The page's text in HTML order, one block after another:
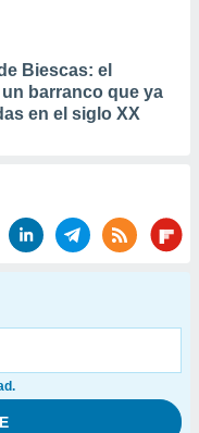
Biescas: el
barranco que ya
en el siglo XX